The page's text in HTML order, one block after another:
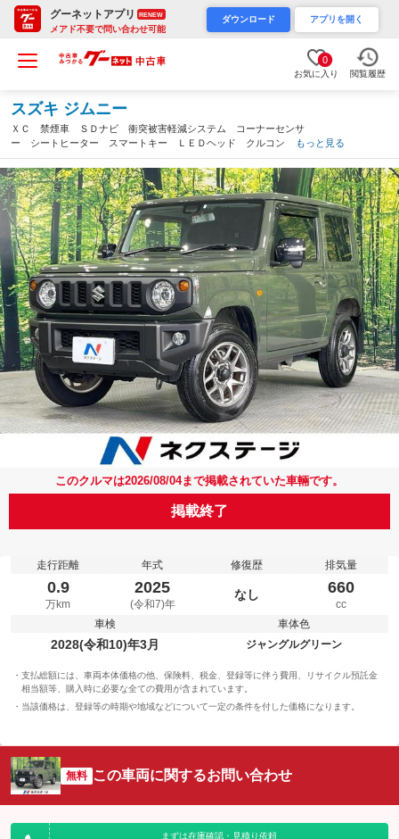
グーネットアプリ RENEW
メアド不要で問い合わせ可能
ダウンロード アプリを開く
0
お気に入り 閲覧履歴
スズキ ジムニー
ＸＣ 禁煙車 ＳＤナビ 衝突被害軽減システム コーナーセンサ
ー シートヒーター スマートキー ＬＥＤヘッド クルコン 純
正１６インチアルミ 車線逸脱警報 オートエアコン ＣＤ ＤＶ
Ｄ再生 フルセグＴＶ（佐賀県）
もっと見る
このクルマは2026/08/04まで掲載されていた車輛です。
掲載終了
走行距離
0.9
万km
年式
2025
(令和7)年
修復歴
なし
排気量
660
cc
車検
2028(令和10)年3月
車体色
ジャングルグリーン
支払総額には、車両本体価格の他、保険料、税金、登録等に伴う費用、リサイクル預託金
相当額等、購入時に必要な全ての費用が含まれています。
当該価格は、登録等の時期や地域などについて一定の条件を付した価格になります。
無料 この車両に関するお問い合わせ
まずは在庫確認・見積り依頼